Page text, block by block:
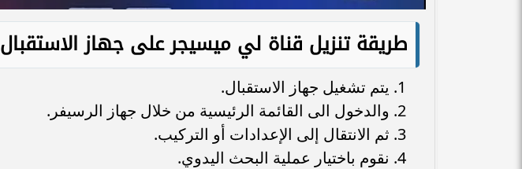
طريقة تنزيل قناة لي ميسيجر على جهاز الاستقبال
يتم تشغيل جهاز الاستقبال.
والدخول الى القائمة الرئيسية من خلال جهاز الرسيفر.
ثم الانتقال إلى الإعدادات أو التركيب.
نقوم باختيار عملية البحث اليدوي.